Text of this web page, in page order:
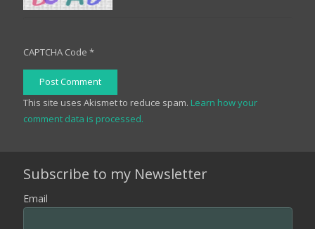
CAPTCHA Code *
Post Comment
This site uses Akismet to reduce spam. Learn how your
comment data is processed.
Subscribe to my Newsletter
Email